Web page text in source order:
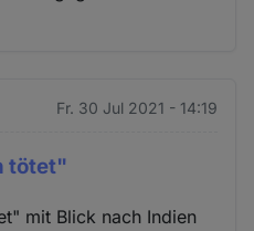
Fr. 30 Jul 2021 - 14:19
tötet"
mit Blick nach Indien